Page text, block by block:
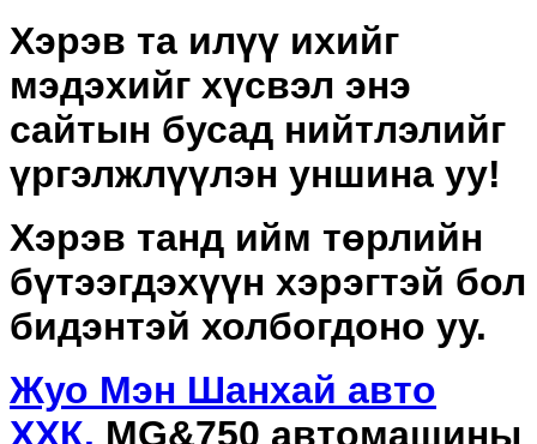
Хэрэв та илүү ихийг
мэдэхийг хүсвэл энэ
сайтын бусад нийтлэлийг
үргэлжлүүлэн уншина уу!
Хэрэв танд ийм төрлийн
бүтээгдэхүүн хэрэгтэй бол
бидэнтэй холбогдоно уу.
Жуо Мэн Шанхай авто
ХХК. MG&750 автомашины